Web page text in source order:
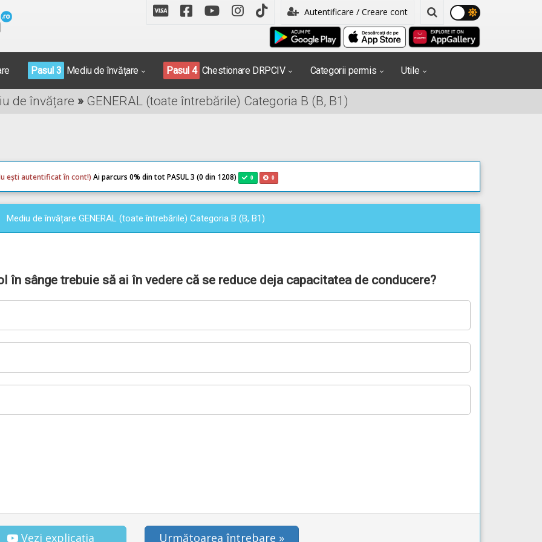
Autentificare / Creare cont
Pasul 3 Mediu de învățare Pasul 4 Chestionare DRPCIV Categorii permis Utile
de învățare » GENERAL (toate întrebările) Categoria B (B, B1)
ești autentificat în cont!) Ai parcurs 0% din tot PASUL 3 (0 din 1208) 0 0
Mediu de învățare GENERAL (toate întrebările) Categoria B (B, B1)
în sânge trebuie să ai în vedere că se reduce deja capacitatea de conducere?
Vezi explicația Următoarea întrebare »